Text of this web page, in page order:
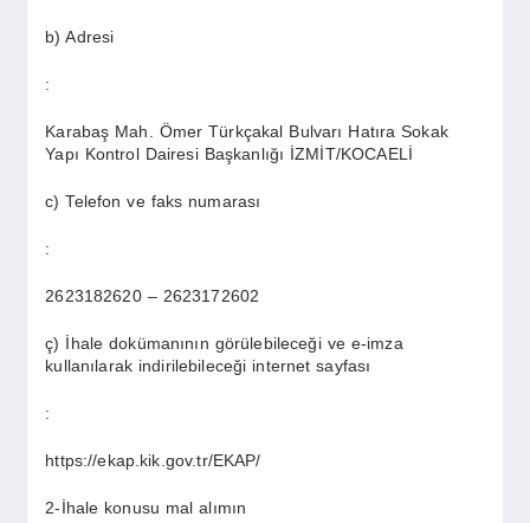
b) Adresi
:
Karabaş Mah. Ömer Türkçakal Bulvarı Hatıra Sokak
Yapı Kontrol Dairesi Başkanlığı İZMİT/KOCAELİ
c) Telefon ve faks numarası
:
2623182620 – 2623172602
ç) İhale dokümanının görülebileceği ve e-imza
kullanılarak indirilebileceği internet sayfası
:
https://ekap.kik.gov.tr/EKAP/
2-İhale konusu mal alımın